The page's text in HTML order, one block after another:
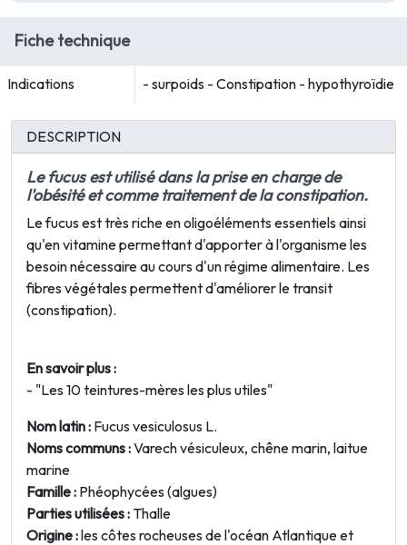
Fiche technique
Indications - surpoids - Constipation - hypothyroïdie
DESCRIPTION
Le fucus est utilisé dans la prise en charge de
l'obésité et comme traitement de la constipation.
Le fucus est très riche en oligoéléments essentiels ainsi
qu'en vitamine permettant d'apporter à l'organisme les
besoin nécessaire au cours d'un régime alimentaire. Les
fibres végétales permettent d'améliorer le transit
(constipation).
En savoir plus :
- "Les 10 teintures-mères les plus utiles"
Nom latin: Fucus vesiculosus L.
Noms communs:Varech vésiculeux, chêne marin, laitue
marine
Famille : Phéophycées (algues)
Parties utilisées: Thalle
Origine:les côtes rocheuses de l'océan Atlantique et